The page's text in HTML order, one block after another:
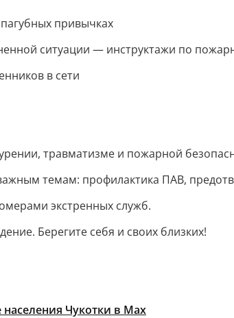
привычках
ситуации — инструктажи по
в сети
травматизме и пожарной
темам: профилактика ПАВ,
экстренных служб.
Берегите себя и своих близких!
Чукотки в Max